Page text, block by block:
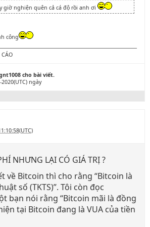
giờ nghiện quên cả cá độ rồi anh ơi
công
cho bài viết.
ngày
NHƯNG LẠI CÓ GIÁ TRỊ ?
về Bitcoin thì cho rằng “Bitcoin là
số (TKTS)”. Tôi còn đọc
bạn nói rằng “Bitcoin mãi là đồng
tại Bitcoin đang là VUA của tiền